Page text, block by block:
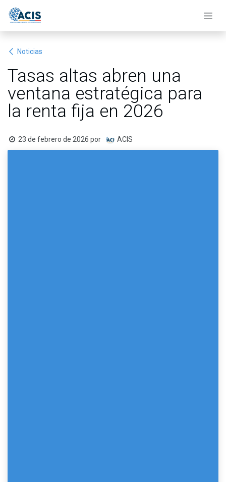
Noticias
Tasas altas abren una
ventana estratégica para
la renta fija en 2026
23 de febrero de 2026 por ACIS